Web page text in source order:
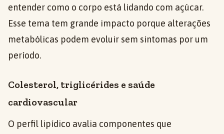
entender como o corpo está lidando com açúcar.
Esse tema tem grande impacto porque alterações
metabólicas podem evoluir sem sintomas por um
período.
Colesterol, triglicérides e saúde
cardiovascular
O perfil lipídico avalia componentes que